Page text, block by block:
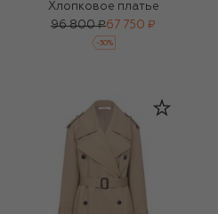
Хлопковое платье
96 800 ₽67 750 ₽
-30%